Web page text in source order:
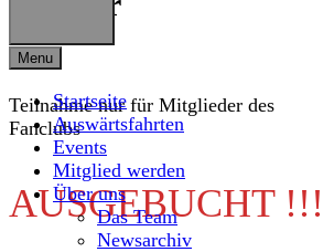
Menu
Startseite
Auswärtsfahrten
Events
Mitglied werden
Über uns
Das Team
Newsarchiv
Teilnahme nur für Mitglieder des
Fanclubs
AUSGEBUCHT !!!